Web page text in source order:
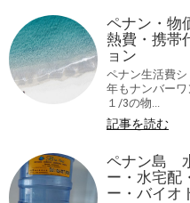
ペナン・物
熱費・携帯
ョン
ペナン生活費
年もナンバー
１/3の物...
記事を読む
ペナン島
ー・水宅配
ー・バイ